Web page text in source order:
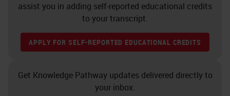
assist you in adding self-reported educational credits
to your transcript.
APPLY FOR SELF-REPORTED EDUCATIONAL CREDITS
Get Knowledge Pathway updates delivered directly to
your inbox.